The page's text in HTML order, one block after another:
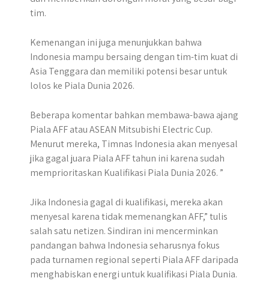
tim.
Kemenangan ini juga menunjukkan bahwa
Indonesia mampu bersaing dengan tim-tim kuat di
Asia Tenggara dan memiliki potensi besar untuk
lolos ke Piala Dunia 2026.
Beberapa komentar bahkan membawa-bawa ajang
Piala AFF atau ASEAN Mitsubishi Electric Cup.
Menurut mereka, Timnas Indonesia akan menyesal
jika gagal juara Piala AFF tahun ini karena sudah
memprioritaskan Kualifikasi Piala Dunia 2026. ”
Jika Indonesia gagal di kualifikasi, mereka akan
menyesal karena tidak memenangkan AFF,” tulis
salah satu netizen. Sindiran ini mencerminkan
pandangan bahwa Indonesia seharusnya fokus
pada turnamen regional seperti Piala AFF daripada
menghabiskan energi untuk kualifikasi Piala Dunia.